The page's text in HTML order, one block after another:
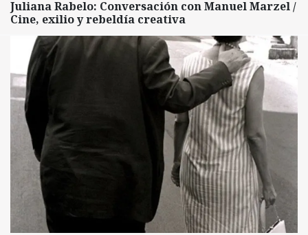
Juliana Rabelo: Conversación con Manuel Marzel /
Cine, exilio y rebeldía creativa